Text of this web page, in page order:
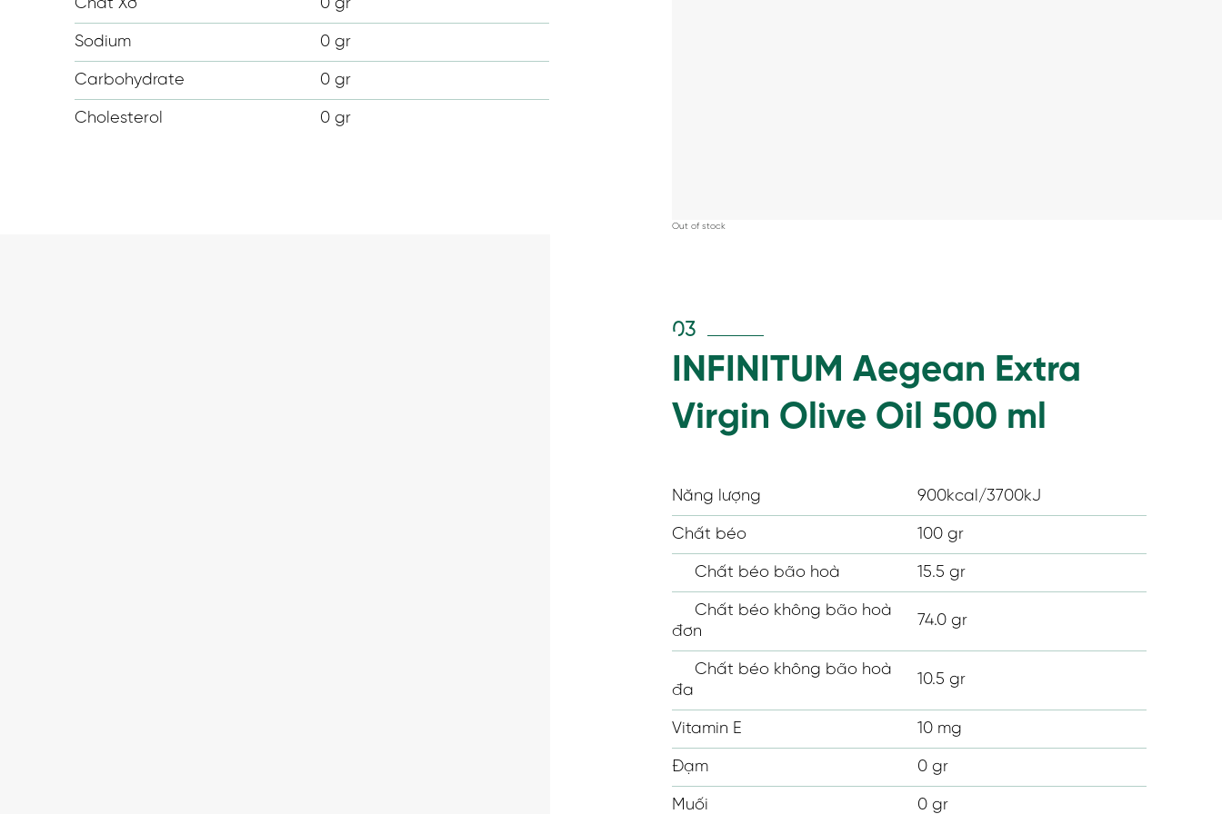
Out of stock
Chất Xơ 0 gr
Sodium 0 gr
Carbohydrate 0 gr
Cholesterol 0 gr
03
INFINITUM Aegean Extra
Virgin Olive Oil 500 ml
Năng lượng 900kcal/3700kJ
Chất béo 100 gr
Chất béo bão hoà 15.5 gr
Chất béo không bão hoà
đơn
74.0 gr
Chất béo không bão hoà
đa
10.5 gr
Vitamin E 10 mg
Đạm 0 gr
Muối 0 gr